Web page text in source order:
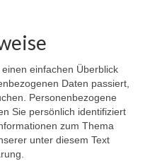
einfachen Überblick
Daten passiert,
Personenbezogene
Sie persönlich identifiziert
zum Thema
unter diesem Text